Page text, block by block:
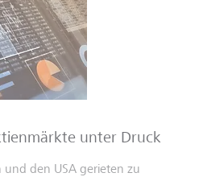
unter Druck
und den USA gerieten zu